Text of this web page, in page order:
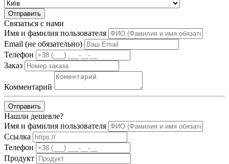
Отправить
Связаться с нами
Имя и фамилия пользователя
Email (не обязательно)
Телефон
Заказ
Комментарий
Отправить
Нашли дешевле?
Имя и фамилия пользователя
Ссылка
Телефон
Продукт